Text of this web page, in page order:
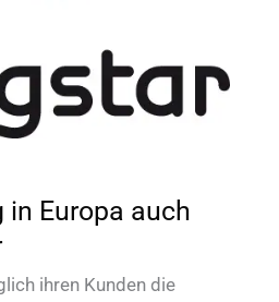
in Europa auch
ihren Kunden die